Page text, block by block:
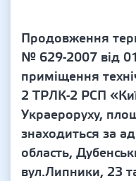
Продовження
№ 629-2007 від
приміщення
2 ТРЛК-2 РСП
Украероруху,
знаходиться за
область,
вул.Липники, 23